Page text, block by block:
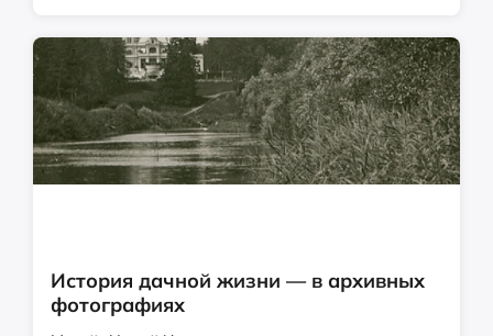
История дачной жизни — в архивных
фотографиях